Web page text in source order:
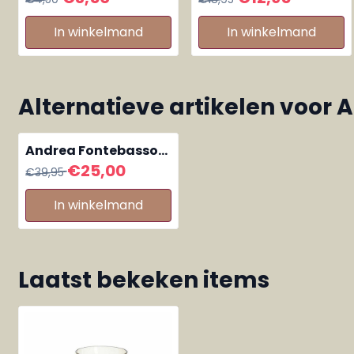
Dennen Groen
In winkelmand In winkelmand
Alternatieve artikelen voor
Andrea Fontebasso
glazen vaas Code
Fume grijs 24 cm
Van 39,95 voor 25,00
€39,95€25,00
In winkelmand
Laatst bekeken items